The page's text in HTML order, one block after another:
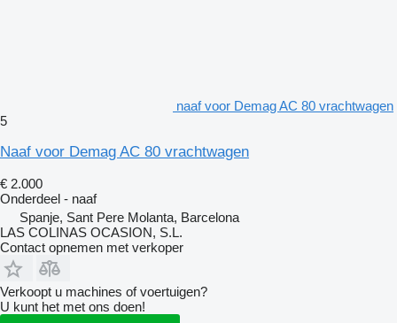
naaf voor Demag AC 80 vrachtwagen
5
Naaf voor Demag AC 80 vrachtwagen
€ 2.000
Onderdeel - naaf
Spanje, Sant Pere Molanta, Barcelona
LAS COLINAS OCASION, S.L.
Contact opnemen met verkoper
Verkoopt u machines of voertuigen?
U kunt het met ons doen!